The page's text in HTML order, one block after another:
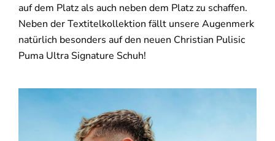
auf dem Platz als auch neben dem Platz zu schaffen.
Neben der Textitelkollektion fällt unsere Augenmerk
natürlich besonders auf den neuen Christian Pulisic
Puma Ultra Signature Schuh!